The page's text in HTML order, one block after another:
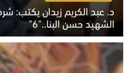
د. عبد الكريم زيدان يكتب:
الشهيد حسن البنا.."6"
الاثنين 10 أغسطس 2026 10:48 ص